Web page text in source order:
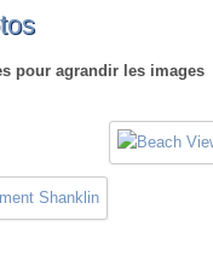
pour agrandir les images